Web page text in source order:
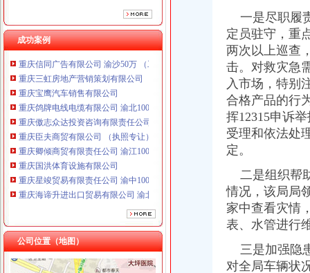
成功案例
重庆星竣贸易有限责任公司 渝中100万 （进出口权）
重庆海谛升进出口贸易有限公司 渝北100万 （进出口权）
重庆奕欣锦诚商贸有限公司 渝九50万 （工商注册）
重庆信同广告有限公司 渝沙50万 （工商注册）
重庆三虹房地产营销策划有限公司
重庆宝鹰汽车销售有限公司
重庆鸽牌电线电缆有限公司 渝北10010万 (进出口权)
重庆傲志众达投资咨询有限责任公司 渝九1000万 （增资）
重庆臣夫商贸有限公司 （执照专让）
重庆卿倾商贸有限责任公司 渝江100万 （工商注册）
重庆国洪体育设施有限公司
重庆星竣贸易有限责任公司 渝中100万 （进出口权）
重庆海谛升进出口贸易有限公司 渝北100万 （进出口权）
重庆奕欣锦诚商贸有限公司 渝九50万 （工商注册）
重庆信同广告有限公司 渝沙50万 （工商注册）
重庆三虹房地产营销策划有限公司
重庆宝鹰汽车销售有限公司
公司位置（地图）
一是尽职履
定员驻守，重
两次以上巡查
击。对救灾急
入市场，特别
合格产品的行
挥12315申诉
受理和依法处
定。
二是组织帮
情况，该局局
家中查看灾情
表、水管进行
三是加强隐
对全局车辆状